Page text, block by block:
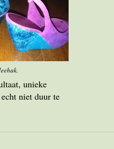
unieke
niet duur te